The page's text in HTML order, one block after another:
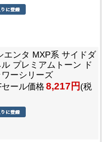
エンタ MXP系 サイドダ
プレミアムトーン ド
ーシリーズ
ール価格 8,217円 (税